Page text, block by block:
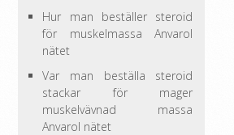
Hur man beställer steroid
för muskelmassa Anvarol
nätet
Var man beställa steroid
stackar för mager
muskelvävnad massa
Anvarol nätet